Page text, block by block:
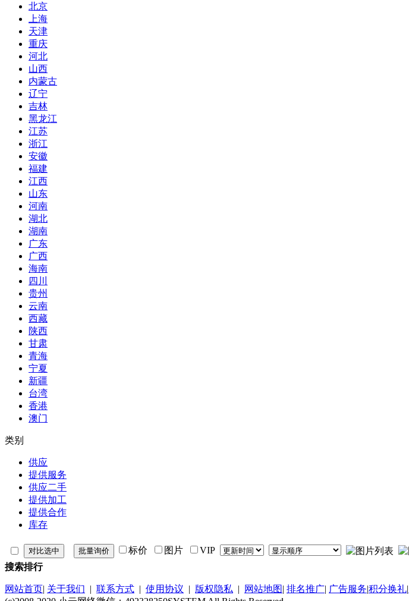
北京
上海
天津
重庆
河北
山西
内蒙古
辽宁
吉林
黑龙江
江苏
浙江
安徽
福建
江西
山东
河南
湖北
湖南
广东
广西
海南
四川
贵州
云南
西藏
陕西
甘肃
青海
宁夏
新疆
台湾
香港
澳门
类别
供应
提供服务
供应二手
提供加工
提供合作
库存
标价 图片
VIP
搜索排行
网站首页| 关于我们 | 联系方式 | 使用协议 | 版权隐私 | 网站地图| 排名推广| 广告服务|积分换礼|